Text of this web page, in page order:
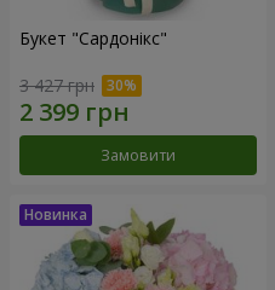
Букет "Сардонікс"
3 427 грн
Замовити